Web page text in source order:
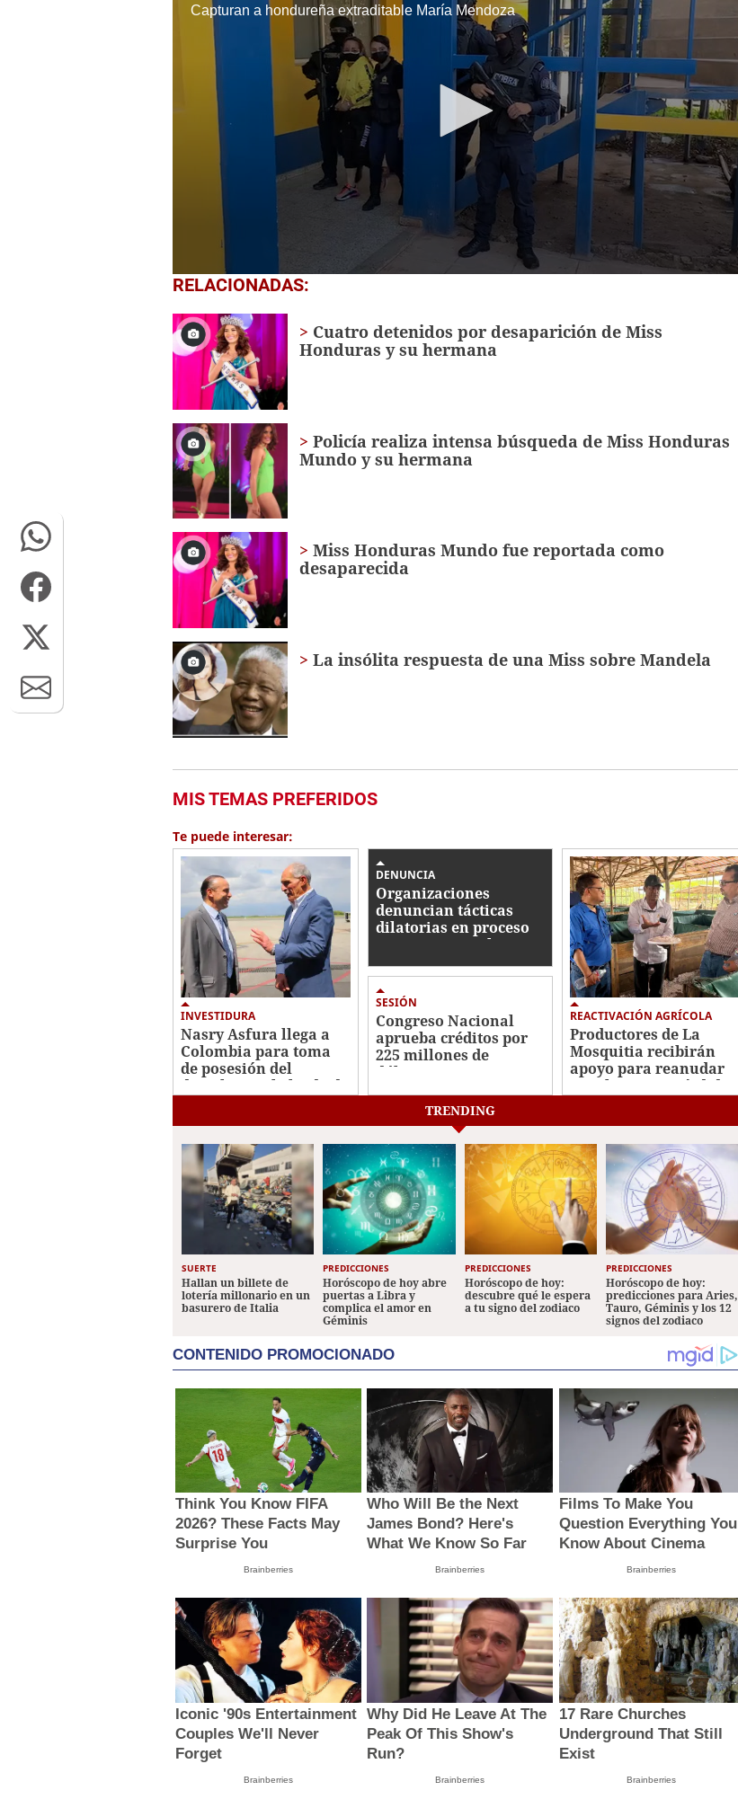
Capturan a hondureña extraditable María Mendoza
0
seconds
27
secondsVolume
0%
RELACIONADAS:
Cuatro detenidos por desaparición de Miss
Honduras y su hermana
Policía realiza intensa búsqueda de Miss Honduras
Mundo y su hermana
Miss Honduras Mundo fue reportada como
desaparecida
La insólita respuesta de una Miss sobre Mandela
MIS TEMAS PREFERIDOS
Te puede interesar:
INVESTIDURA
Nasry Asfura llega a
Colombia para toma
de posesión del
derechista Abelardo de
DENUNCIA
Organizaciones
denuncian tácticas
dilatorias en proceso
contra Roosevelt
Hernández y exigen
justicia pronta
SESIÓN
Congreso Nacional
aprueba créditos por
225 millones de
dólares para
crecimiento inclusivo
REACTIVACIÓN AGRÍCOLA
Productores de La
Mosquitia recibirán
apoyo para reanudar
siembras tras pérdidas
TRENDING
SUERTE
Hallan un billete de
lotería millonario en un
basurero de Italia
PREDICCIONES
Horóscopo de hoy abre
puertas a Libra y
complica el amor en
Géminis
PREDICCIONES
Horóscopo de hoy:
descubre qué le espera
a tu signo del zodiaco
PREDICCIONES
Horóscopo de hoy:
predicciones para Aries,
Tauro, Géminis y los 12
signos del zodiaco
CONTENIDO PROMOCIONADO
Think You Know FIFA
2026? These Facts May
Surprise You
Brainberries
Who Will Be the Next
James Bond? Here's
What We Know So Far
Brainberries
Films To Make You
Question Everything You
Know About Cinema
Brainberries
Iconic '90s Entertainment
Couples We'll Never
Forget
Brainberries
Why Did He Leave At The
Peak Of This Show's
Run?
Brainberries
17 Rare Churches
Underground That Still
Exist
Brainberries